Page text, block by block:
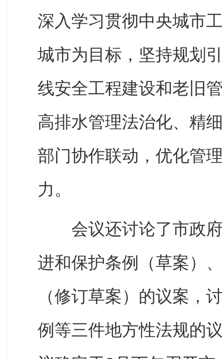
深入学习贯彻中央城市
城市为目标，坚持规划
线安全工程建设和老旧
高排水管理法治化、精
部门协作联动，优化管
力。
会议还讨论了市政府
进和保护条例（草案）
（修订草案）的议案，
例等三件地方性法规的